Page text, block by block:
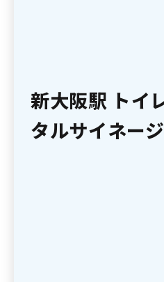
新大阪駅 トイ
タルサイネージ